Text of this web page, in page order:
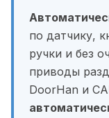
по датчику,
ручки и без
приводы
DoorHan и